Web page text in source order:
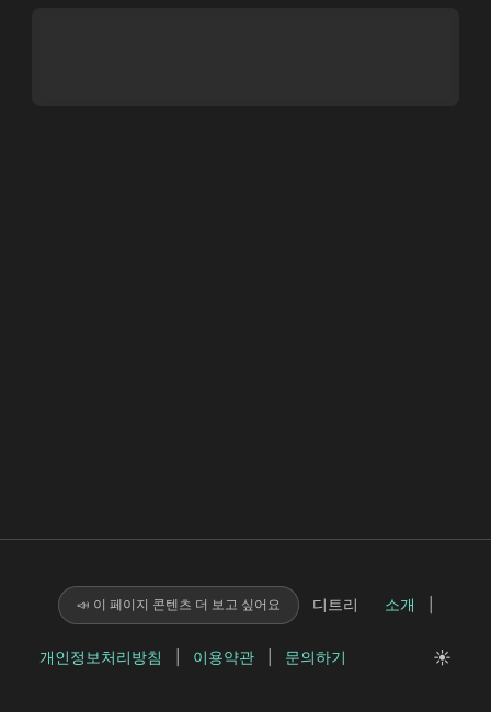
📣 이 페이지 콘텐츠 더 보고 싶어요 디트리 소개
개인정보처리방침 이용약관 문의하기 ☀️